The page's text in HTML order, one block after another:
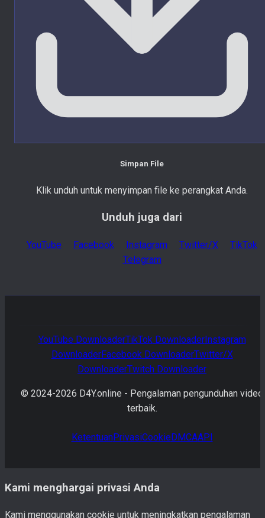
Simpan File
Klik unduh untuk menyimpan file ke perangkat Anda.
Unduh juga dari
YouTube Facebook Instagram Twitter/X
TikTok
Telegram
YouTube DownloaderTikTokDownloaderInstagram
DownloaderFacebookDownloaderTwitter/X
DownloaderTwitch Downloader
© 2024-2026 D4Y.online - Pengalaman pengunduhan video
terbaik.
KetentuanPrivasiCookieDMCAAPI
Kami menghargai privasi Anda
Kami menggunakan cookie untuk meningkatkan pengalaman